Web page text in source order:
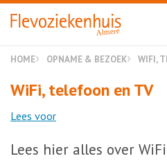
Almere
HOME OPNAME & BEZOEK WIFI,
WiFi, telefoon en TV
Lees voor
Lees hier alles over